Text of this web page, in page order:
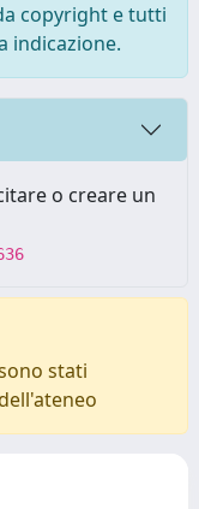
copyright e tutti
indicazione.
o creare un
stati